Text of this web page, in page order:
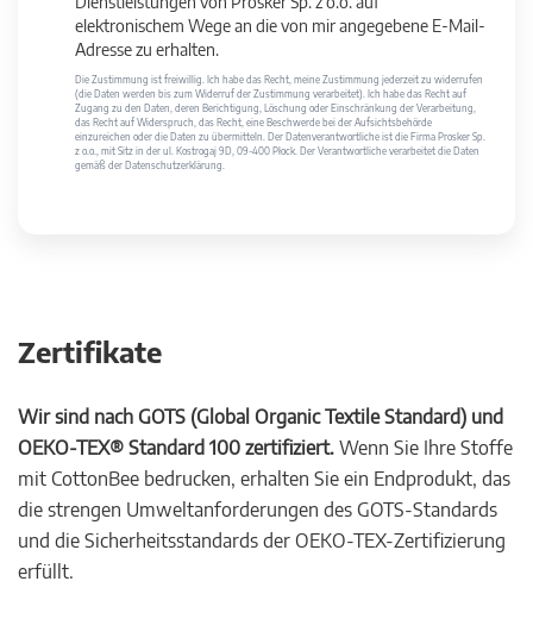
elektronischem Wege an die von mir angegebene E-Mail-
Adresse zu erhalten.
Die Zustimmung ist freiwillig. Ich habe das Recht, meine Zustimmung jederzeit zu widerrufen
(die Daten werden bis zum Widerruf der Zustimmung verarbeitet). Ich habe das Recht auf
Zugang zu den Daten, deren Berichtigung, Löschung oder Einschränkung der Verarbeitung,
das Recht auf Widerspruch, das Recht, eine Beschwerde bei der Aufsichtsbehörde
einzureichen oder die Daten zu übermitteln. Der Datenverantwortliche ist die Firma Prosker Sp.
z o.o., mit Sitz in der ul. Kostrogaj 9D, 09-400 Płock. Der Verantwortliche verarbeitet die Daten
gemäß der Datenschutzerklärung.
Zertifikate
Wir sind nach GOTS (Global Organic Textile Standard) und
OEKO-TEX® Standard 100 zertifiziert. Wenn Sie Ihre Stoffe
mit CottonBee bedrucken, erhalten Sie ein Endprodukt, das
die strengen Umweltanforderungen des GOTS-Standards
und die Sicherheitsstandards der OEKO-TEX-Zertifizierung
erfüllt.